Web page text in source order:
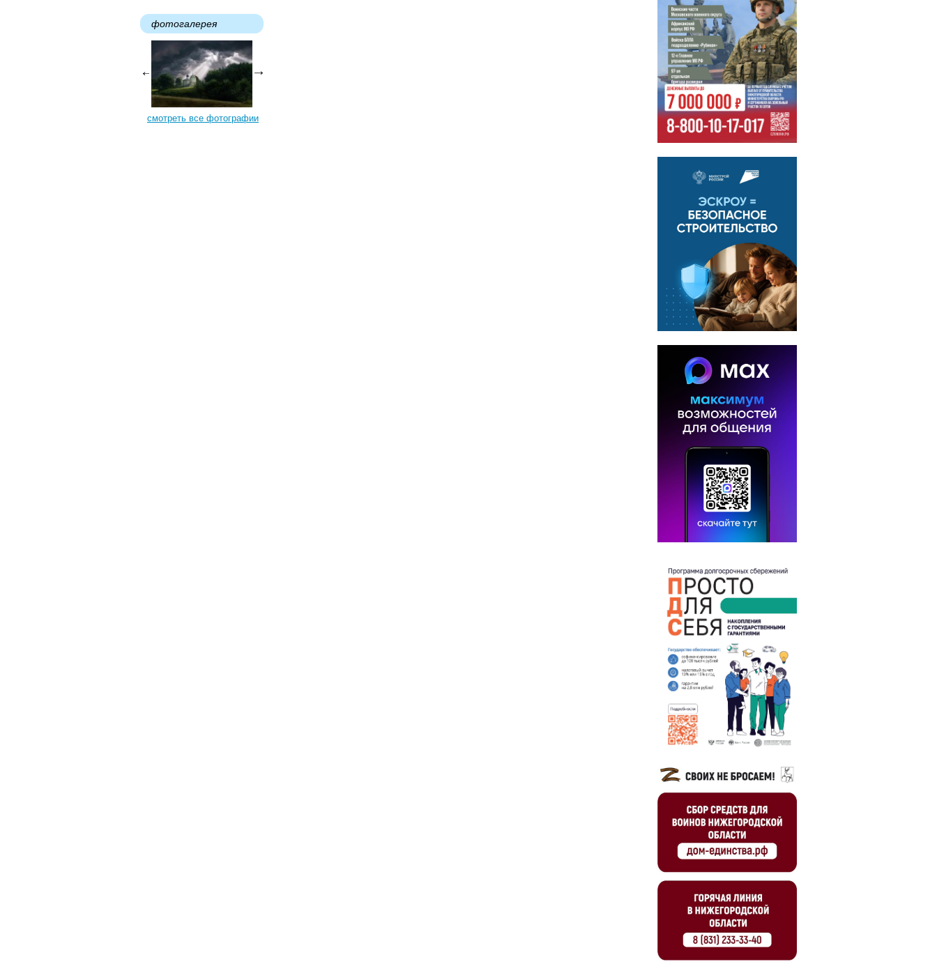
фотогалерея
смотреть все фотографии